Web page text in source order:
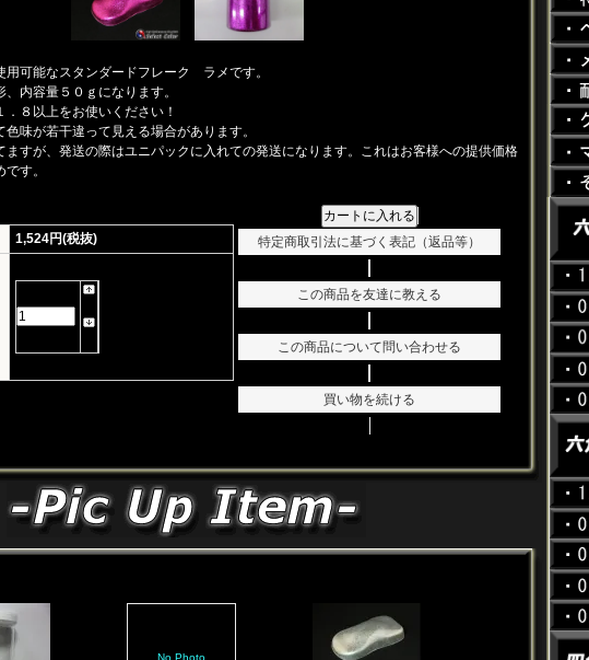
用可能なスタンダードフレーク ラメです。
内容量５０ｇになります。
８以上をお使いください！
色味が若干違って見える場合があります。
ますが、発送の際はユニパックに入れての発送になります。これはお客様への提供価格
す。
1,524円(税抜)
カートに入れる
特定商取引法に基づく表記（返品等）
この商品を友達に教える
この商品について問い合わせる
買い物を続ける
No Photo